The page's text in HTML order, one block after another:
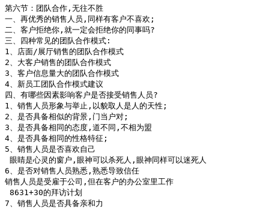
第六节：团队合作,无往不胜
一、再优秀的销售人员,同样有客户不喜欢;
二、客户拒绝你,就一定会拒绝你的同事吗?
三、四种常见的团队合作模式:
1、店面/展厅销售的团队合作模式
2、大客户销售的团队合作模式
3、客户信息量大的团队合作模式
4、新员工团队合作模式建议
四、有哪些因素影响客户是否接受销售人员?
1、销售人员形象与举止,以貌取人是人的天性;
2、是否具备相似的背景,门当户对;
3、是否具备相同的态度,道不同,不相为盟
4、是否具备相同的性格特征;
5、销售人员是否喜欢自己
眼睛是心灵的窗户,眼神可以杀死人,眼神同样可以迷死人
6、是否对销售人员熟悉,熟悉导致信任
销售人员是受雇于公司,但在客户的办公室里工作
8631+30的拜访计划
7、销售人员是否具备亲和力